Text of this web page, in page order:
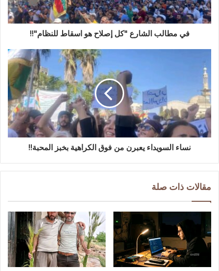
في مطالب الشارع "كل إصلاح هو اسقاط للنظام"!!
نساء السويداء يعبرن من فوق الكراهية بخبز المحبة!!
مقالات ذات صلة